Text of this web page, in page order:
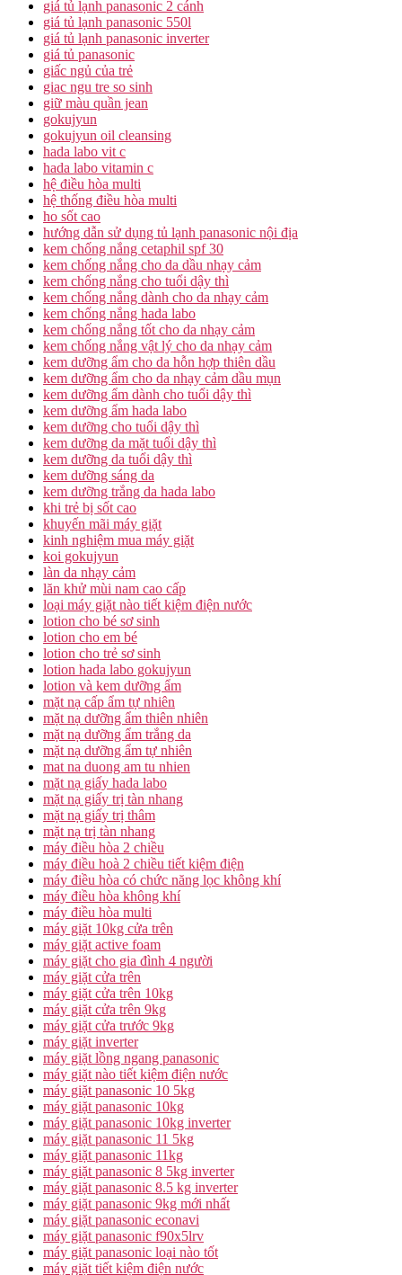
giá tủ lạnh panasonic 2 cánh
giá tủ lạnh panasonic 550l
giá tủ lạnh panasonic inverter
giá tủ panasonic
giấc ngủ của trẻ
giac ngu tre so sinh
giữ màu quần jean
gokujyun
gokujyun oil cleansing
hada labo vit c
hada labo vitamin c
hệ điều hòa multi
hệ thống điều hòa multi
ho sốt cao
hướng dẫn sử dụng tủ lạnh panasonic nội địa
kem chống nắng cetaphil spf 30
kem chống nắng cho da dầu nhạy cảm
kem chống nắng cho tuổi dậy thì
kem chống nắng dành cho da nhạy cảm
kem chống nắng hada labo
kem chống nắng tốt cho da nhạy cảm
kem chống nắng vật lý cho da nhạy cảm
kem dưỡng ẩm cho da hỗn hợp thiên dầu
kem dưỡng ẩm cho da nhạy cảm dầu mụn
kem dưỡng ẩm dành cho tuổi dậy thì
kem dưỡng ẩm hada labo
kem dưỡng cho tuổi dậy thì
kem dưỡng da mặt tuổi dậy thì
kem dưỡng da tuổi dậy thì
kem dưỡng sáng da
kem dưỡng trắng da hada labo
khi trẻ bị sốt cao
khuyến mãi máy giặt
kinh nghiệm mua máy giặt
koi gokujyun
làn da nhạy cảm
lăn khử mùi nam cao cấp
loại máy giặt nào tiết kiệm điện nước
lotion cho bé sơ sinh
lotion cho em bé
lotion cho trẻ sơ sinh
lotion hada labo gokujyun
lotion và kem dưỡng ẩm
mặt nạ cấp ẩm tự nhiên
mặt nạ dưỡng ẩm thiên nhiên
mặt nạ dưỡng ẩm trắng da
mặt nạ dưỡng ẩm tự nhiên
mat na duong am tu nhien
mặt nạ giấy hada labo
mặt nạ giấy trị tàn nhang
mặt nạ giấy trị thâm
mặt nạ trị tàn nhang
máy điều hòa 2 chiều
máy điều hoà 2 chiều tiết kiệm điện
máy điều hòa có chức năng lọc không khí
máy điều hòa không khí
máy điều hòa multi
máy giặt 10kg cửa trên
máy giặt active foam
máy giặt cho gia đình 4 người
máy giặt cửa trên
máy giặt cửa trên 10kg
máy giặt cửa trên 9kg
máy giặt cửa trước 9kg
máy giặt inverter
máy giặt lồng ngang panasonic
máy giặt nào tiết kiệm điện nước
máy giặt panasonic 10 5kg
máy giặt panasonic 10kg
máy giặt panasonic 10kg inverter
máy giặt panasonic 11 5kg
máy giặt panasonic 11kg
máy giặt panasonic 8 5kg inverter
máy giặt panasonic 8.5 kg inverter
máy giặt panasonic 9kg mới nhất
máy giặt panasonic econavi
máy giặt panasonic f90x5lrv
máy giặt panasonic loại nào tốt
máy giặt tiết kiệm điện nước